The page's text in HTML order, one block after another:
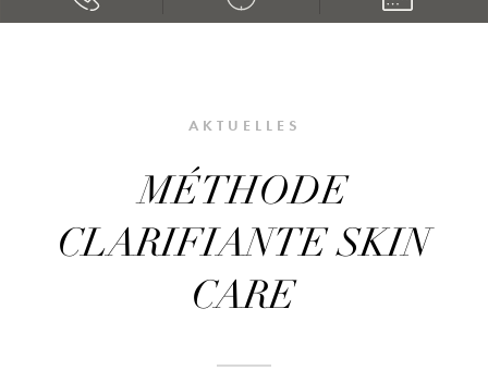
AKTUELLES
MÉTHODE
CLARIFIANTE SKIN
CARE